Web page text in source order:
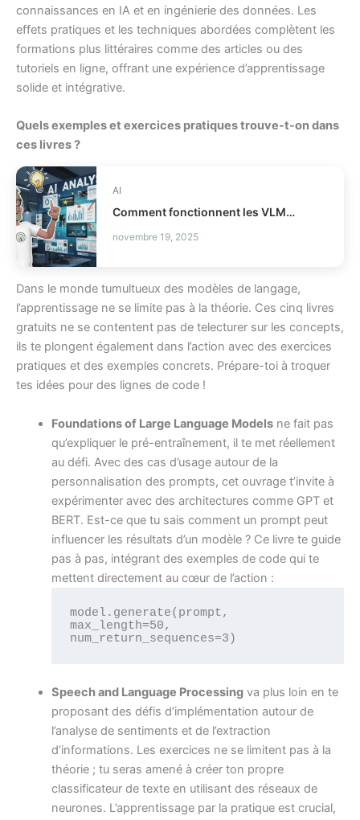
connaissances en IA et en ingénierie des données. Les
effets pratiques et les techniques abordées complètent les
formations plus littéraires comme des articles ou des
tutoriels en ligne, offrant une expérience d’apprentissage
solide et intégrative.
Quels exemples et exercices pratiques trouve-t-on dans
ces livres ?
AI
Comment fonctionnent les VLMs modernes en IA ?
novembre 19, 2025
Dans le monde tumultueux des modèles de langage,
l’apprentissage ne se limite pas à la théorie. Ces cinq livres
gratuits ne se contentent pas de telecturer sur les concepts,
ils te plongent également dans l’action avec des exercices
pratiques et des exemples concrets. Prépare-toi à troquer
tes idées pour des lignes de code !
Foundations of Large Language Modelsne fait pas
qu’expliquer le pré-entraînement, il te met réellement
au défi. Avec des cas d’usage autour de la
personnalisation des prompts, cet ouvrage t’invite à
expérimenter avec des architectures comme GPT et
BERT. Est-ce que tu sais comment un prompt peut
influencer les résultats d’un modèle ? Ce livre te guide
pas à pas, intégrant des exemples de code qui te
mettent directement au cœur de l’action :
model.generate(prompt,
max_length=50,
num_return_sequences=3)
Speech and Language Processingva plus loin en te
proposant des défis d’implémentation autour de
l’analyse de sentiments et de l’extraction
d’informations. Les exercices ne se limitent pas à la
théorie ; tu seras amené à créer ton propre
classificateur de texte en utilisant des réseaux de
neurones. L’apprentissage par la pratique est crucial,